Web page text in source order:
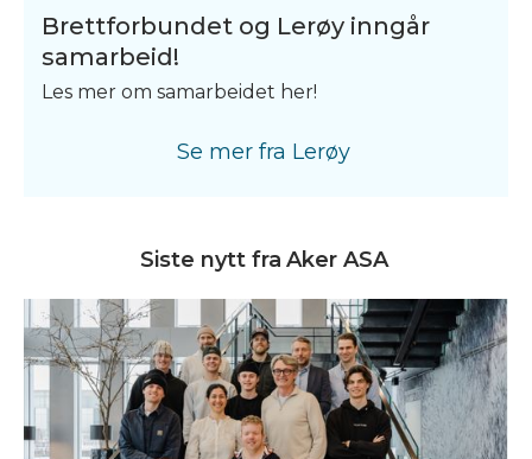
Brettforbundet og Lerøy inngår
samarbeid!
Les mer om samarbeidet her!
Se mer fra Lerøy
Siste nytt fra Aker ASA